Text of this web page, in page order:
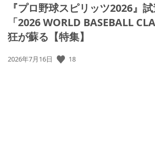
『プロ野球スピリッツ2026』
「2026 WORLD BASEBALL
狂が蘇る【特集】
公
2026年7月16日 18